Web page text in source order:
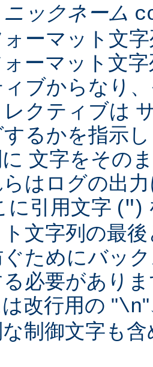
ニックネーム
ォーマット文
ォーマット文
ィブからなり
クティブは
するかを指示
に 文字をその
はログの出
に引用文字 (")
文字列の最
ためにバッ
必要があり
改行用の "\n
制御文字も